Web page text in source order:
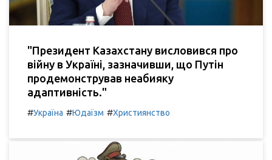
"Президент Казахстану висловився про
війну в Україні, зазначивши, що Путін
продемонстрував неабияку
адаптивність."
#Україна #Юдаїзм #Християнство